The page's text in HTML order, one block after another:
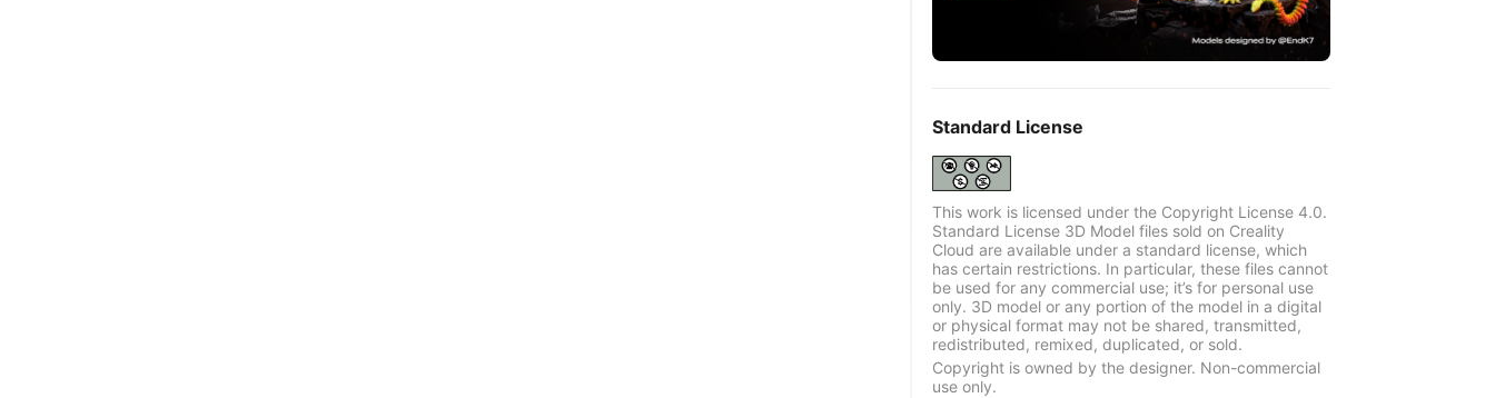
Standard License
This work is licensed under the Copyright License 4.0.
Standard License 3D Model files sold on Creality
Cloud are available under a standard license, which
has certain restrictions. In particular, these files cannot
be used for any commercial use; it’s for personal use
only. 3D model or any portion of the model in a digital
or physical format may not be shared, transmitted,
redistributed, remixed, duplicated, or sold.
Copyright is owned by the designer. Non-commercial
use only.